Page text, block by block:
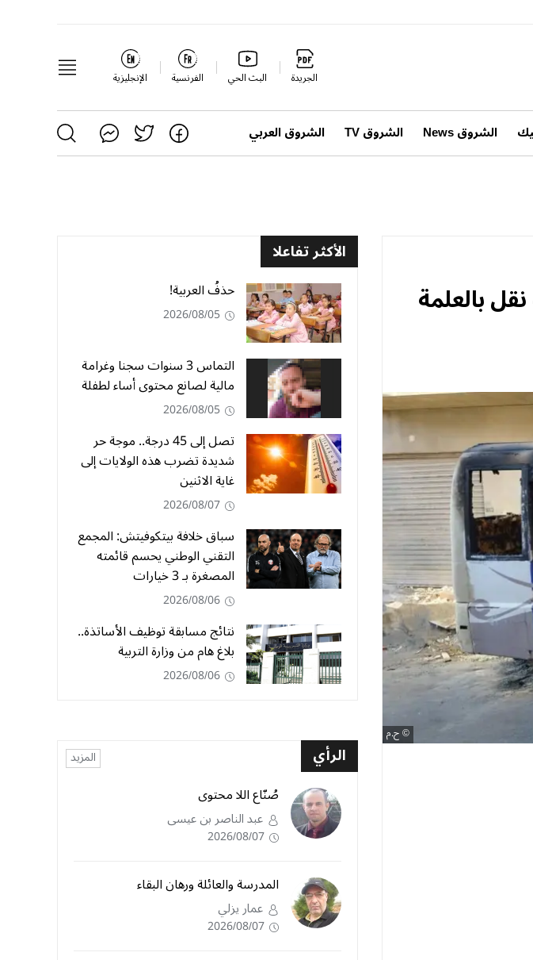
الجريدة البث الحي الفرنسية الإنجليزية
الشروق News الشروق TV الشروق العربي
بالعلمة
ح.م
الأكثر تفاعلا
حذفُ العربية!
2026/08/05
التماس 3 سنوات سجنا وغرامة
مالية لصانع محتوى أساء لطفلة
2026/08/05
تصل إلى 45 درجة.. موجة حر
شديدة تضرب هذه الولايات إلى
غاية الاثنين
2026/08/07
سباق خلافة بيتكوفيتش: المجمع
التقني الوطني يحسم قائمته
المصغرة بـ 3 خيارات
2026/08/06
نتائج مسابقة توظيف الأساتذة..
بلاغ هام من وزارة التربية
2026/08/06
الرأي المزيد
صُنّاع اللا محتوى
عبد الناصر بن عيسى
2026/08/07
المدرسة والعائلة ورهان البقاء
عمار يزلي
2026/08/07